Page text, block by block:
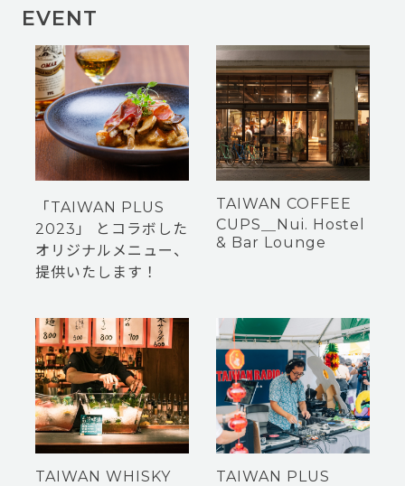
EVENT
「TAIWAN PLUS
2023」 とコラボした
オリジナルメニュー、
提供いたします！
TAIWAN COFFEE
CUPS＿Nui. Hostel
& Bar Lounge
TAIWAN WHISKY
TAIWAN PLUS